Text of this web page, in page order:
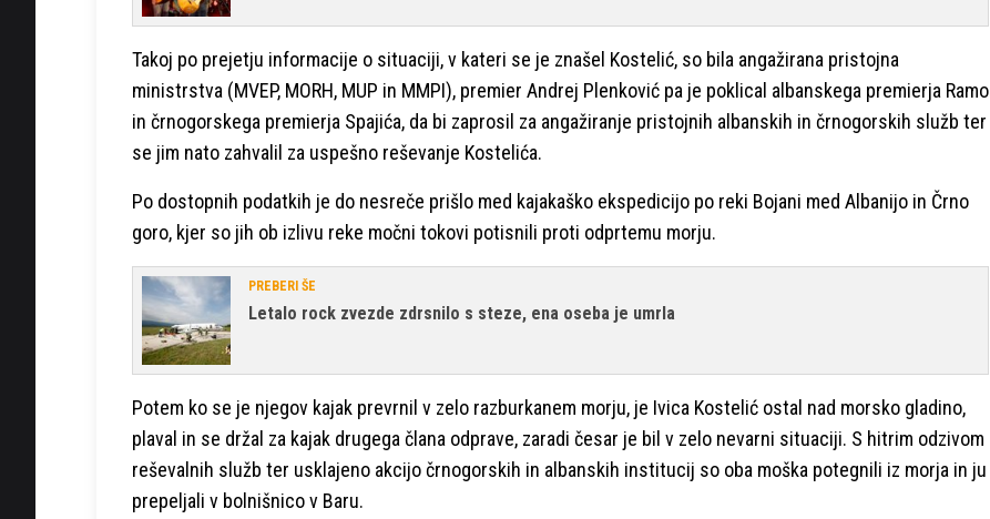
Takoj po prejetju informacije o situaciji, v kateri se je znašel Kostelić, so bila angažirana pristojna
ministrstva (MVEP, MORH, MUP in MMPI), premier Andrej Plenković pa je poklical albanskega premierja Ramo
in črnogorskega premierja Spajića, da bi zaprosil za angažiranje pristojnih albanskih in črnogorskih služb ter
se jim nato zahvalil za uspešno reševanje Kostelića.
Po dostopnih podatkih je do nesreče prišlo med kajakaško ekspedicijo po reki Bojani med Albanijo in Črno
goro, kjer so jih ob izlivu reke močni tokovi potisnili proti odprtemu morju.
PREBERI ŠE
Letalo rock zvezde zdrsnilo s steze, ena oseba je umrla
Potem ko se je njegov kajak prevrnil v zelo razburkanem morju, je Ivica Kostelić ostal nad morsko gladino,
plaval in se držal za kajak drugega člana odprave, zaradi česar je bil v zelo nevarni situaciji. S hitrim odzivom
reševalnih služb ter usklajeno akcijo črnogorskih in albanskih institucij so oba moška potegnili iz morja in ju
prepeljali v bolnišnico v Baru.